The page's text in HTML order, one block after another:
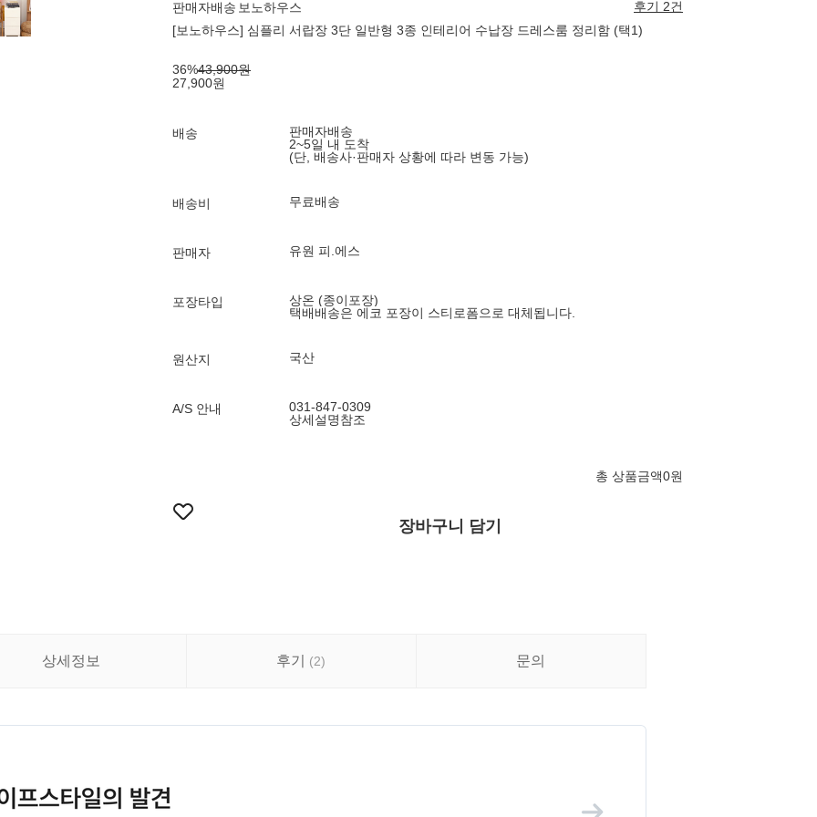
판매자배송 보노하우스
후기 2건
[보노하우스] 심플리 서랍장 3단 일반형 3종 인테리어 수납장 드레스룸 정리함 (택1)
36%43,900원
27,900원
배송
판매자배송
2~5일 내 도착
(단, 배송사·판매자 상황에 따라 변동 가능)
배송비 무료배송
판매자 유원 피.에스
포장타입
상온 (종이포장)
택배배송은 에코 포장이 스티로폼으로 대체됩니다.
원산지 국산
A/S 안내
031-847-0309
상세설명참조
총 상품금액0원
장바구니 담기
상세정보 후기 (2) 문의